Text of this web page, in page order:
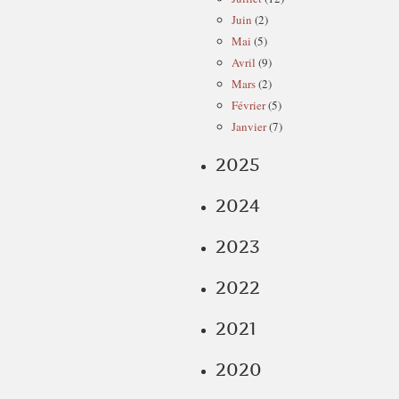
Juin (2)
Mai (5)
Avril (9)
Mars(2)
Février(5)
Janvier(7)
2025
2024
2023
2022
2021
2020